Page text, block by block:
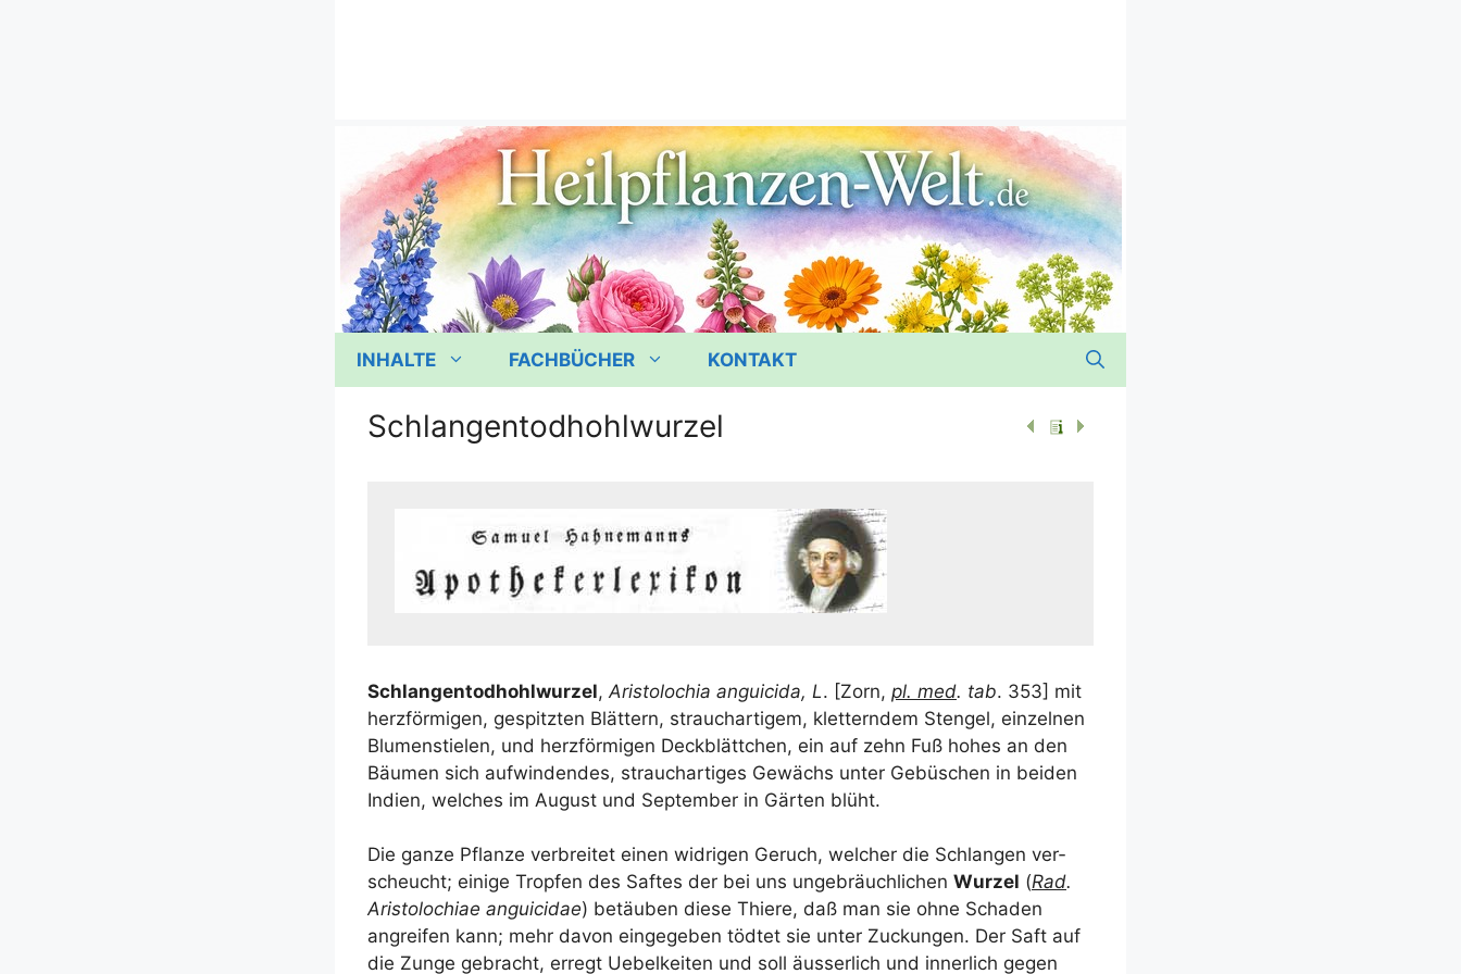
INHALTE FACHBÜCHER KONTAKT
Schlangentodhohlwurzel
Schlan­gen­tod­hohl­wur­zel, Aris­to­lo­chia angui­ci­da, L. [Zorn, pl. med. tab. 353] mit
herz­för­mi­gen, gespitz­ten Blät­tern, strauch­ar­ti­gem, klet­tern­dem Sten­gel, ein­zel­nen
Blu­men­stie­len, und herz­för­mi­gen Deck­blätt­chen, ein auf zehn Fuß hohes an den
Bäu­men sich auf­win­den­des, strauch­ar­ti­ges Gewächs unter Gebü­schen in bei­den
Indi­en, wel­ches im August und Sep­tem­ber in Gär­ten blüht.
Die gan­ze Pflan­ze ver­brei­tet einen wid­ri­gen Geruch, wel­cher die Schlan­gen ver­
scheucht; eini­ge Trop­fen des Saf­tes der bei uns unge­bräuch­li­chen Wur­zel (Rad.
Aris­to­lo­chiae angui­ci­dae) betäu­ben die­se Thie­re, daß man sie ohne Scha­den
angrei­fen kann; mehr davon ein­ge­ge­ben töd­tet sie unter Zuckun­gen. Der Saft auf
die Zun­ge gebracht, erregt Uebel­kei­ten und soll äus­ser­lich und inner­lich gegen